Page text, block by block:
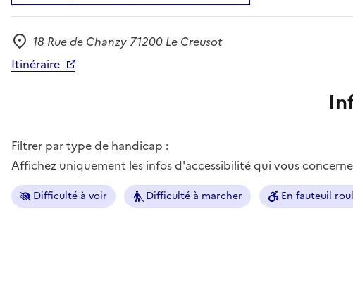
Adresse
18 Rue de Chanzy 71200 Le Creusot
Itinéraire
Filtrer par type de handicap :
Affichez uniquement les infos d'accessibilité qui vous
Difficulté à voir Difficulté à marcher En fauteuil